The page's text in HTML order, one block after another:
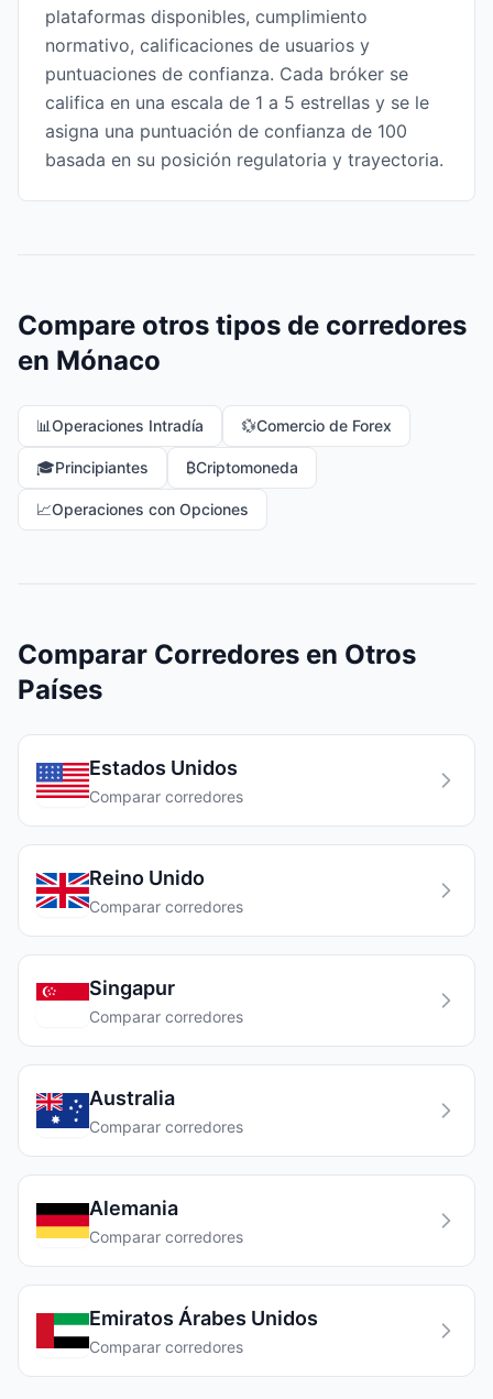
plataformas disponibles, cumplimiento
normativo, calificaciones de usuarios y
puntuaciones de confianza. Cada bróker se
califica en una escala de 1 a 5 estrellas y se le
asigna una puntuación de confianza de 100
basada en su posición regulatoria y trayectoria.
Compare otros tipos de corredores
en Mónaco
📊Operaciones Intradía 💱Comercio de Forex
🎓Principiantes ₿Criptomoneda
📈Operaciones con Opciones
Comparar Corredores en Otros
Países
Estados Unidos
Comparar corredores
Reino Unido
Comparar corredores
Singapur
Comparar corredores
Australia
Comparar corredores
Alemania
Comparar corredores
Emiratos Árabes Unidos
Comparar corredores